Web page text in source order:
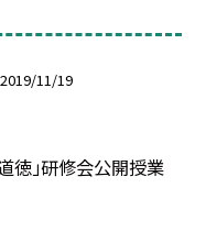
2019/11/19
徳」研修会公開授業